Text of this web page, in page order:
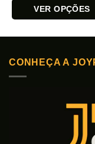
VER OPÇÕES
produto
várias
variantes.
CONHEÇA A